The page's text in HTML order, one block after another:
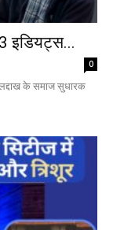
इडियट्स...
0
लद्दाख के समाज सुधारक